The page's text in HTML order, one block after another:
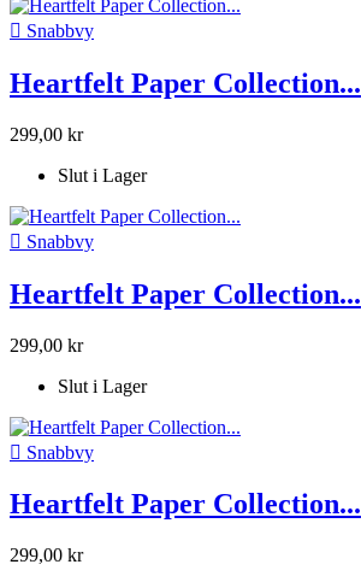
 Snabbvy
Heartfelt Paper Collection...
299,00 kr
Slut i Lager
 Snabbvy
Heartfelt Paper Collection...
299,00 kr
Slut i Lager
 Snabbvy
Heartfelt Paper Collection...
299,00 kr